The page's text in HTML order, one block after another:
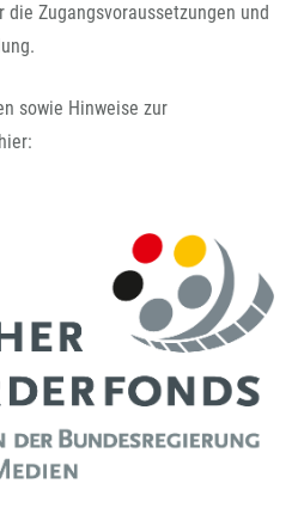
Zugangsvoraussetzungen und
sowie Hinweise zur